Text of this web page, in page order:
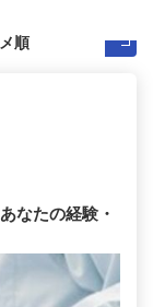
なたの経験・